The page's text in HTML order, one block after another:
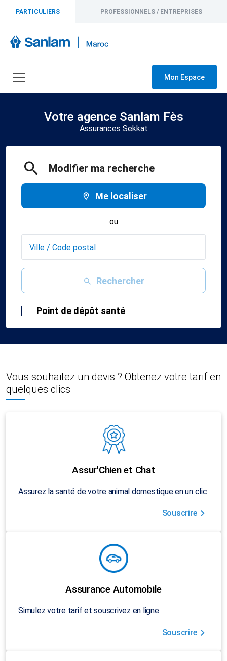
PARTICULIERS PROFESSIONNELS / ENTREPRISES
Mon Espace
Votre agence Sanlam Fès
Assurances Sekkat
Modifier ma recherche
Me localiser
ou
Rechercher
Point de dépôt santé
Vous souhaitez un devis ? Obtenez votre tarif en
quelques clics
Assur'Chien et Chat
Assurez la santé de votre animal domestique en un clic
Souscrire
Assurance Automobile
Simulez votre tarif et souscrivez en ligne
Souscrire